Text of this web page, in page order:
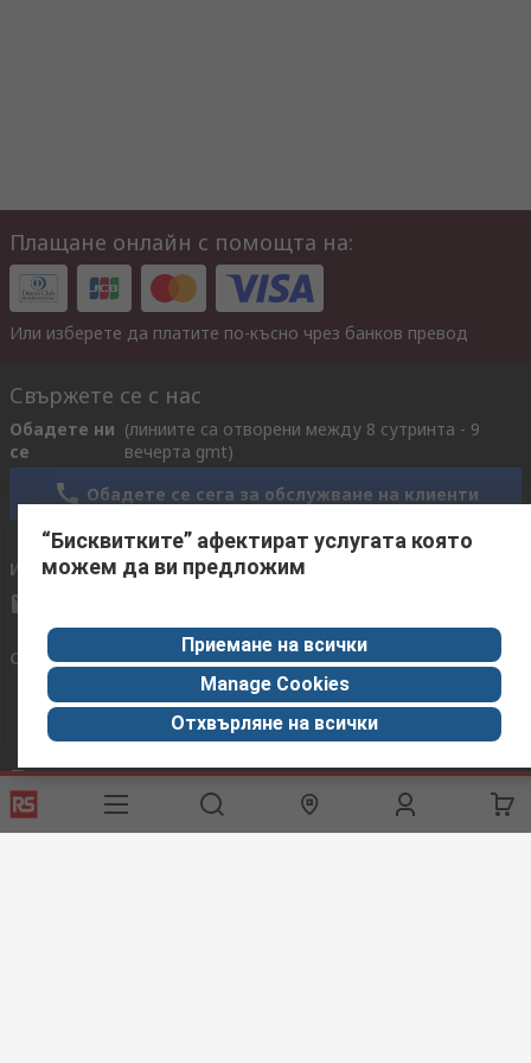
Плащане онлайн с помощта на:
Или изберете да платите по-късно чрез банков превод
Свържете се с нас
Обадете ни
се
(линиите са отворени между 8 сутринта - 9
вечерта gmt)
Обадете се сега за обслужване на клиенти
Имейл Отговор до 24 часа
Свържете се с нас
Полезни връзки
Услуги
Относно RS
“Бисквитките” афектират услугата която
можем да ви предложим
Приемане на всички
Manage Cookies
Отхвърляне на всички